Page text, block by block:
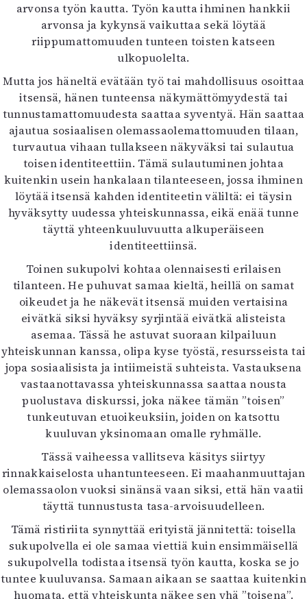
arvonsa työn kautta. Työn kautta ihminen hankkii
arvonsa ja kykynsä vaikuttaa sekä löytää
riippumattomuuden tunteen toisten katseen
ulkopuolelta.
Mutta jos häneltä evätään työ tai mahdollisuus osoittaa
itsensä, hänen tunteensa näkymättömyydestä tai
tunnustamattomuudesta saattaa syventyä. Hän saattaa
ajautua sosiaalisen olemassaolemattomuuden tilaan,
turvautua vihaan tullakseen näkyväksi tai sulautua
toisen identiteettiin. Tämä sulautuminen johtaa
kuitenkin usein hankalaan tilanteeseen, jossa ihminen
löytää itsensä kahden identiteetin väliltä: ei täysin
hyväksytty uudessa yhteiskunnassa, eikä enää tunne
täyttä yhteenkuuluvuutta alkuperäiseen
identiteettiinsä.
Toinen sukupolvi kohtaa olennaisesti erilaisen
tilanteen. He puhuvat samaa kieltä, heillä on samat
oikeudet ja he näkevät itsensä muiden vertaisina
eivätkä siksi hyväksy syrjintää eivätkä alisteista
asemaa. Tässä he astuvat suoraan kilpailuun
yhteiskunnan kanssa, olipa kyse työstä, resursseista tai
jopa sosiaalisista ja intiimeistä suhteista. Vastauksena
vastaanottavassa yhteiskunnassa saattaa nousta
puolustava diskurssi, joka näkee tämän ”toisen”
tunkeutuvan etuoikeuksiin, joiden on katsottu
kuuluvan yksinomaan omalle ryhmälle.
Tässä vaiheessa vallitseva käsitys siirtyy
rinnakkaiselosta uhantunteeseen. Ei maahanmuuttajan
olemassaolon vuoksi sinänsä vaan siksi, että hän vaatii
täyttä tunnustusta tasa-arvoisuudelleen.
Tämä ristiriita synnyttää erityistä jännitettä: toisella
sukupolvella ei ole samaa viettiä kuin ensimmäisellä
sukupolvella todistaa itsensä työn kautta, koska se jo
tuntee kuuluvansa. Samaan aikaan se saattaa kuitenkin
huomata, että yhteiskunta näkee sen yhä ”toisena”.